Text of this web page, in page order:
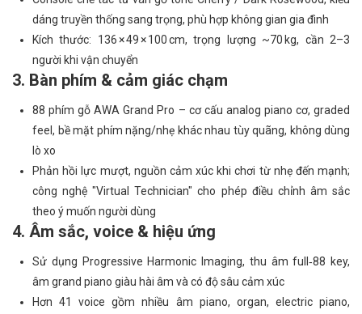
dáng truyền thống sang trọng, phù hợp không gian gia đình
Kích thước: 136 × 49 × 100 cm, trọng lượng ~70 kg, cần 2–3
người khi vận chuyển
3. Bàn phím & cảm giác chạm
88 phím gỗ AWA Grand Pro – cơ cấu analog piano cơ, graded
feel, bề mặt phím nặng/nhẹ khác nhau tùy quãng, không dùng
lò xo
Phản hồi lực mượt, nguồn cảm xúc khi chơi từ nhẹ đến mạnh;
công nghệ "Virtual Technician" cho phép điều chỉnh âm sắc
theo ý muốn người dùng
4. Âm sắc, voice & hiệu ứng
Sử dụng Progressive Harmonic Imaging, thu âm full‑88 key,
âm grand piano giàu hài âm và có độ sâu cảm xúc
Hơn 41 voice gồm nhiều âm piano, organ, electric piano,